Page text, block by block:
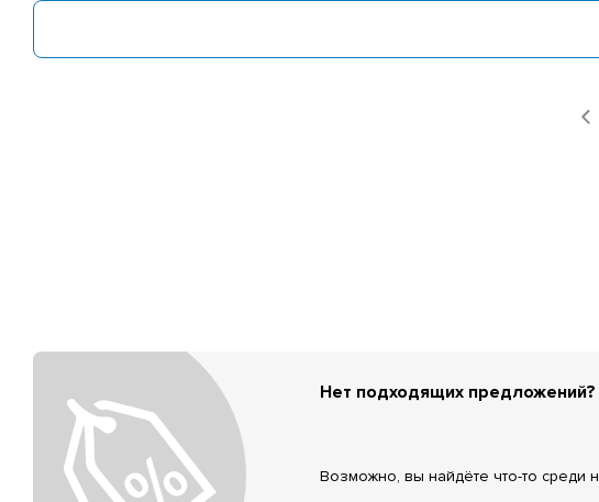
Нет подходящих предложений?
Возможно, вы найдёте что-то среди